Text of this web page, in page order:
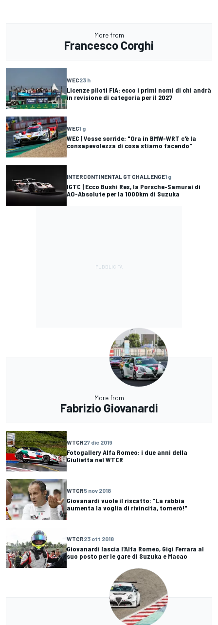
More from
Francesco Corghi
WEC23 h
Licenze piloti FIA: ecco i primi nomi di chi andrà
in revisione di categoria per il 2027
WEC1 g
WEC | Vosse sorride: "Ora in BMW-WRT c'è la
consapevolezza di cosa stiamo facendo"
INTERCONTINENTAL GT CHALLENGE1 g
IGTC | Ecco Bushi Rex, la Porsche-Samurai di
AO-Absolute per la 1000km di Suzuka
More from
Fabrizio Giovanardi
WTCR27 dic 2019
Fotogallery Alfa Romeo: i due anni della
Giulietta nel WTCR
WTCR5 nov 2018
Giovanardi vuole il riscatto: "La rabbia
aumenta la voglia di rivincita, tornerò!"
WTCR23 ott 2018
Giovanardi lascia l'Alfa Romeo, Gigi Ferrara al
suo posto per le gare di Suzuka e Macao